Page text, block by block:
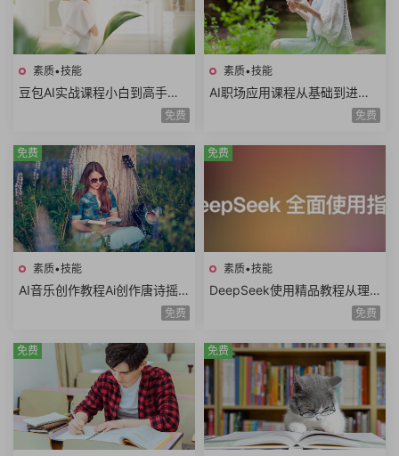
素质•技能
豆包AI实战课程小白到高手速
成豆包智能体AI写作辅助内容
免费
素质•技能
AI职场应用课程从基础到进阶
写日报做PPT做Excel写方案写
免费
素质•技能
AI音乐创作教程Ai创作唐诗摇
滚AI复活老照片AI制作MV情歌
免费
免费
素质•技能
DeepSeek使用精品教程从理
论到实践模型训练DeepSeek
免费
免费
免费 免费